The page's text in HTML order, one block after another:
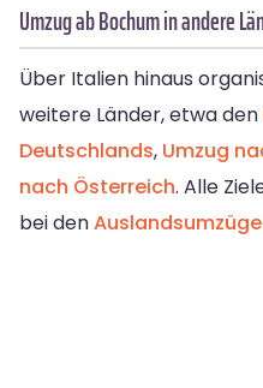
Umzug ab Bochum in andere
Über Italien hinaus
weitere Länder, etwa den
Deutschlands, Umzug
nach Österreich. Alle
bei den